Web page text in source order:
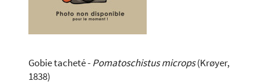
Gobie tacheté -Pomatoschistus microps(Krøyer,
1838)